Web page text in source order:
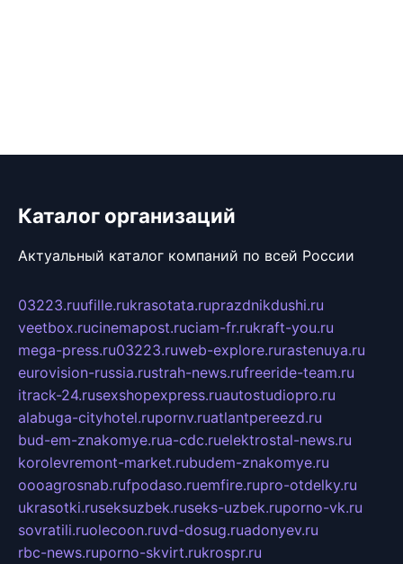
Каталог организаций
Актуальный каталог компаний по всей России
03223.ruufille.rukrasotata.ruprazdnikdushi.ru
veetbox.rucinemapost.ruciam-fr.rukraft-you.ru
mega-press.ru03223.ruweb-explore.rurastenuya.ru
eurovision-russia.rustrah-news.rufreeride-team.ru
itrack-24.rusexshopexpress.ruautostudiopro.ru
alabuga-cityhotel.rupornv.ruatlantpereezd.ru
bud-em-znakomye.rua-cdc.ruelektrostal-news.ru
korolevremont-market.rubudem-znakomye.ru
oooagrosnab.rufpodaso.ruemfire.rupro-otdelky.ru
ukrasotki.ruseksuzbek.ruseks-uzbek.ruporno-vk.ru
sovratili.ruolecoon.ruvd-dosug.ruadonyev.ru
rbc-news.ruporno-skvirt.rukrospr.ru